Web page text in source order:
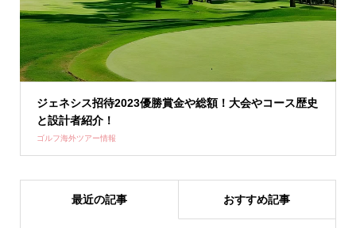
ジェネシス招待2023優勝賞金や総額！大会やコース歴史
と設計者紹介！
ゴルフ海外ツアー情報
最近の記事 おすすめ記事